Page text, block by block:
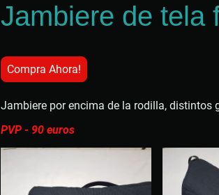
Jambiere de tela
Compra Ahora!
Jambiere por encima de la rodilla, distintos
PVP - 90 euros